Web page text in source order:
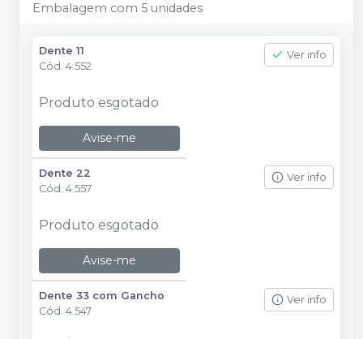
Embalagem com 5 unidades
Dente 11
Cód. 4.552
Ver info
Produto esgotado
Avise-me
Dente 22
Cód. 4.557
Ver info
Produto esgotado
Avise-me
Dente 33 com Gancho
Cód. 4.547
Ver info